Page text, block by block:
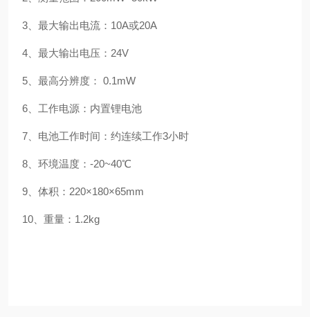
3、最大输出电流：10A或20A
4、最大输出电压：24V
5、最高分辨度： 0.1mW
6、工作电源：内置锂电池
7、电池工作时间：约连续工作3小时
8、环境温度：-20~40℃
9、体积：220×180×65mm
10、重量：1.2kg